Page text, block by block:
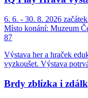
6. 6. - 30. 8. 2026
Místo konání: Muzeum
87
Výstava her a hraček
vyzkoušet. Výstava
Brdy zblízka i